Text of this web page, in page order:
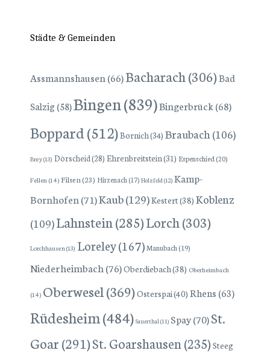
Städte & Gemeinden
Assmannshausen (66)Bacharach(306)Bad
Salzig(58)Bingen(839)Bingerbrück(68)
Boppard(512)Bornich(34) Braubach (106)
Brey(13) Dörscheid(28) Ehrenbreitstein(31) Espenschied (20)
Fellen (14) Filsen(23) Hirzenach (17) Holzfeld(12) Kamp-
Bornhofen (71)Kaub(129)Kestert(38) Koblenz
(109)Lahnstein(285)Lorch(303)
Lorchhausen(13) Loreley(167)Manubach (19)
Niederheimbach (76)Oberdiebach(38) Oberheimbach
(14) Oberwesel(369)Osterspai(40) Rhens (63)
Rüdesheim(484) Sauerthal(11) Spay(70)St.
Goar(291)St. Goarshausen(235) Steeg